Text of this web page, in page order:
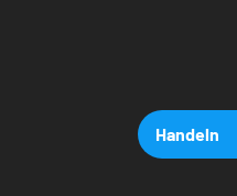
Handeln